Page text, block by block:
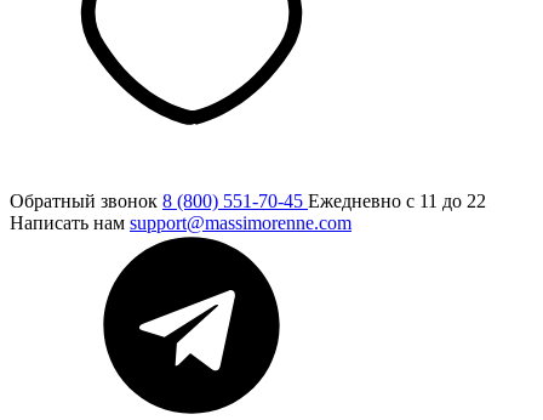
Обратный звонок 8 (800) 551-70-45 Ежедневно с 11 до 22
Написать нам support@massimorenne.com